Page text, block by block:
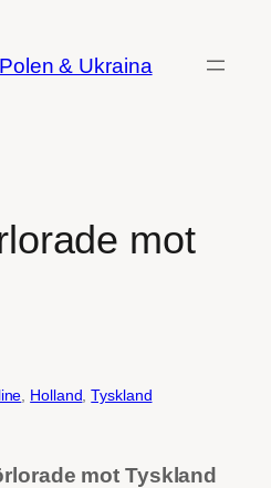
& Ukraina
mot
Holland , Tyskland
mot Tyskland